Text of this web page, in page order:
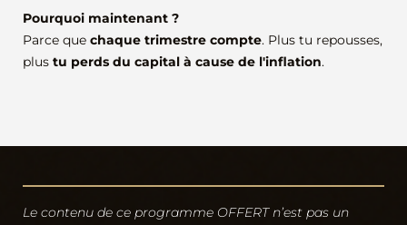
Pourquoi maintenant ?
Parce que chaque trimestre compte. Plus tu repousses,
plus tu perds du capital à cause de l'inflation.
Le contenu de ce programme OFFERT n’est pas un